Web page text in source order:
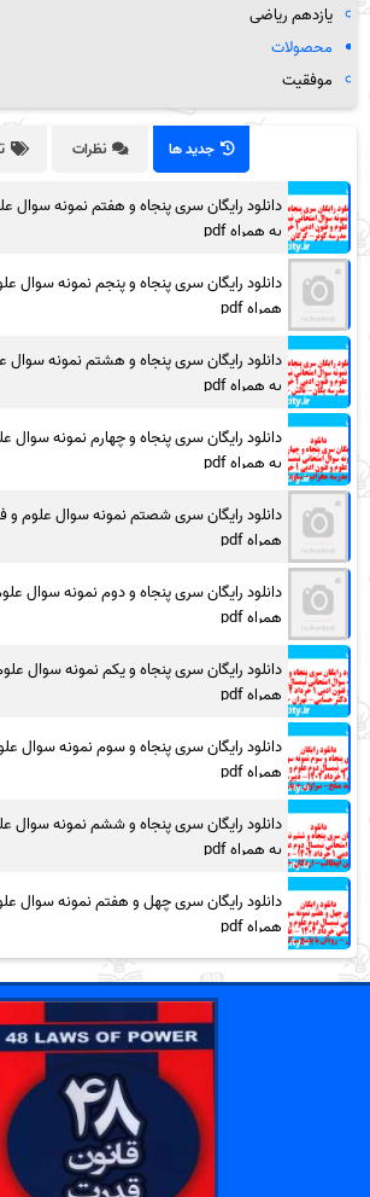
یازدهم ریاضی
محصولات
موفقیت
جدید ها نظرات
دانلود رایگان سری پنجاه و هفتم نمونه سوال
به همراه pdf
دانلود رایگان سری پنجاه و پنجم نمونه سوال
همراه pdf
دانلود رایگان سری پنجاه و هشتم نمونه
به همراه pdf
دانلود رایگان سری پنجاه و چهارم نمونه سوال
به همراه pdf
دانلود رایگان سری شصتم نمونه سوال علوم و
همراه pdf
دانلود رایگان سری پنجاه و دوم نمونه سوال
همراه pdf
دانلود رایگان سری پنجاه و یکم نمونه سوال
همراه pdf
دانلود رایگان سری پنجاه و سوم نمونه سوال
همراه pdf
دانلود رایگان سری پنجاه و ششم نمونه سوال
به همراه pdf
دانلود رایگان سری چهل و هفتم نمونه سوال
همراه pdf